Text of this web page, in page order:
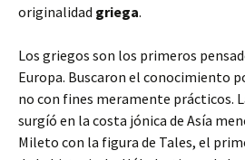
originalidad griega.
Los griegos son los primeros
Europa. Buscaron el conocimiento
no con fines meramente prácticos.
surgíó en la costa jónica de Asía
Mileto con la figura de Tales, el